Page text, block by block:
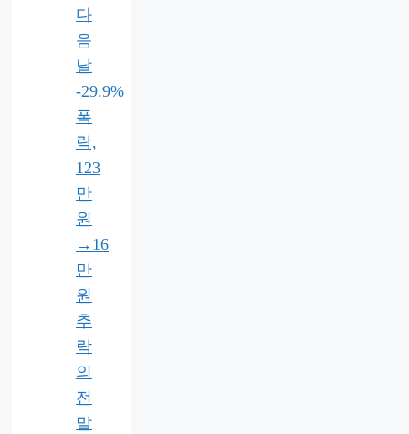
다
음
날
-29.9%
폭
락,
123
만
원
→16
만
원
추
락
의
전
말